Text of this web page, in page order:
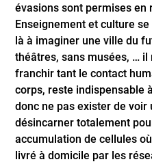
évasions sont permises en
Enseignement et culture
là à imaginer une ville du
théâtres, sans musées, … il
franchir tant le contact
corps, reste indispensable
donc ne pas exister de voir
désincarner totalement
accumulation de cellules
livré à domicile par les